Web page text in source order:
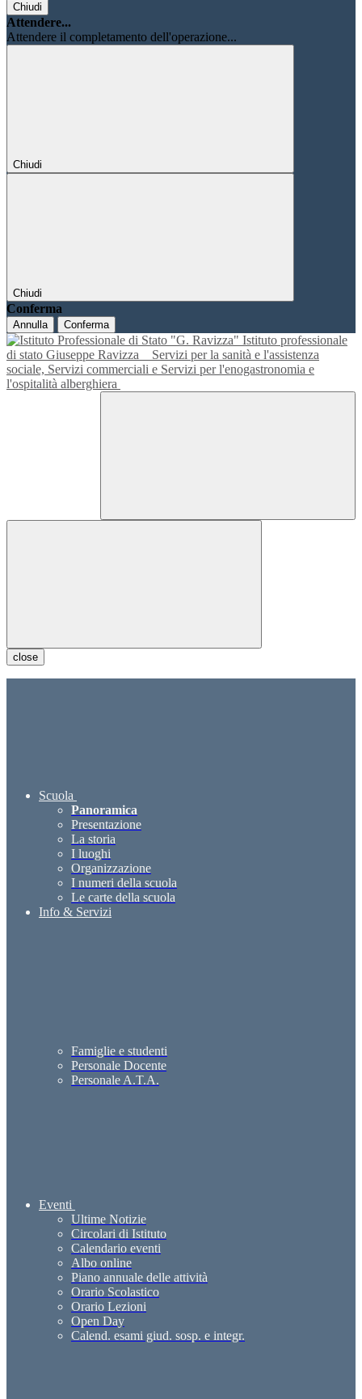
Chiudi
Attendere...
Attendere il completamento dell'operazione...
Chiudi
Chiudi
Conferma
Annulla Conferma
Istituto professionale
di stato Giuseppe Ravizza
Servizi per la sanità e l'assistenza
sociale, Servizi commerciali e Servizi per l'enogastronomia e
l'ospitalità alberghiera
close
Scuola
Panoramica
Presentazione
La storia
I luoghi
Organizzazione
I numeri della scuola
Le carte della scuola
Info & Servizi
Famiglie e studenti
Personale Docente
Personale A.T.A.
Eventi
Ultime Notizie
Circolari di Istituto
Calendario eventi
Albo online
Piano annuale delle attività
Orario Scolastico
Orario Lezioni
Open Day
Calend. esami giud. sosp. e integr.